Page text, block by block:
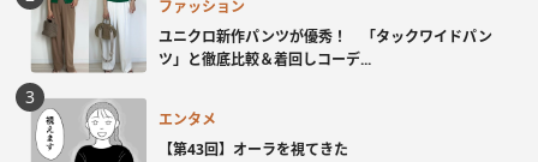
ファッション
ユニクロ新作パンツが優秀！ 「タックワイドパン
ツ」と徹底比較＆着回しコーデ...
エンタメ
【第43回】オーラを視てきた